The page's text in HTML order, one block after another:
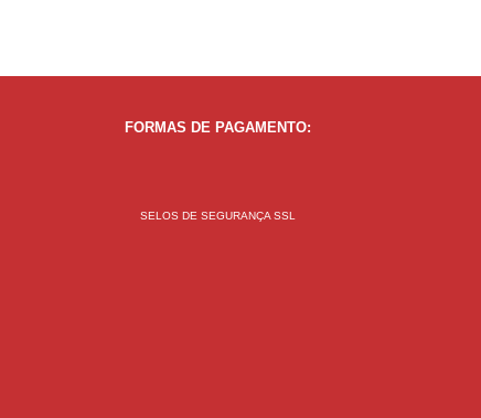
FORMAS DE PAGAMENTO:
SELOS DE SEGURANÇA SSL